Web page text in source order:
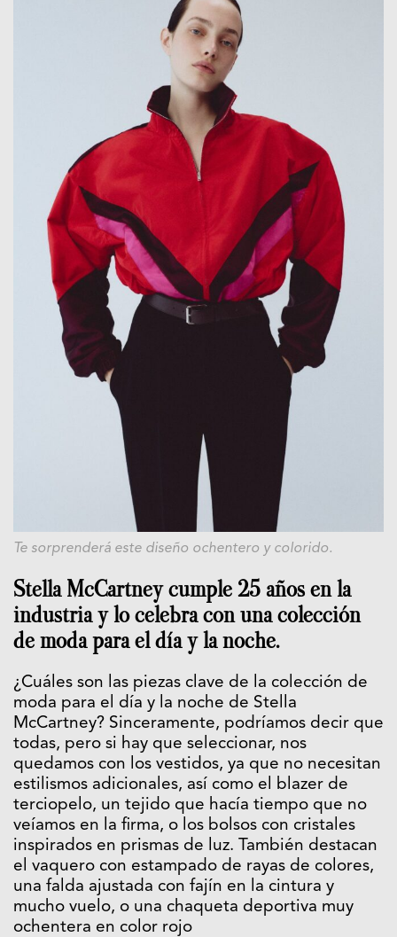
Te sorprenderá este diseño ochentero y colorido.
Stella McCartney cumple 25 años en la
industria y lo celebra con una colección
de moda para el día y la noche.
¿Cuáles son las piezas clave de la colección de
moda para el día y la noche de Stella
McCartney? Sinceramente, podríamos decir que
todas, pero si hay que seleccionar, nos
quedamos con los vestidos, ya que no necesitan
estilismos adicionales, así como el blazer de
terciopelo, un tejido que hacía tiempo que no
veíamos en la firma, o los bolsos con cristales
inspirados en prismas de luz. También destacan
el vaquero con estampado de rayas de colores,
una falda ajustada con fajín en la cintura y
mucho vuelo, o una chaqueta deportiva muy
ochentera en color rojo